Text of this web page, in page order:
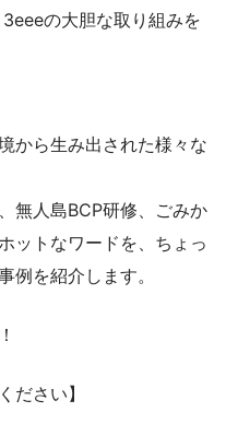
の大胆な取り組みを
から生み出された様々な
無人島BCP研修、ごみか
ットなワードを、ちょっ
例を紹介します。
ください】